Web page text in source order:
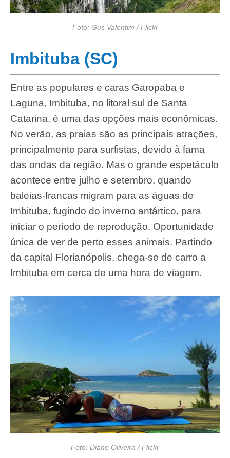
Foto: Gus Valentim / Flickr
Imbituba (SC)
Entre as populares e caras Garopaba e
Laguna, Imbituba, no litoral sul de Santa
Catarina, é uma das opções mais econômicas.
No verão, as praias são as principais atrações,
principalmente para surfistas, devido à fama
das ondas da região. Mas o grande espetáculo
acontece entre julho e setembro, quando
baleias-francas migram para as águas de
Imbituba, fugindo do inverno antártico, para
iniciar o período de reprodução. Oportunidade
única de ver de perto esses animais. Partindo
da capital Florianópolis, chega-se de carro a
Imbituba em cerca de uma hora de viagem.
Foto: Diane Oliveira / Flickr